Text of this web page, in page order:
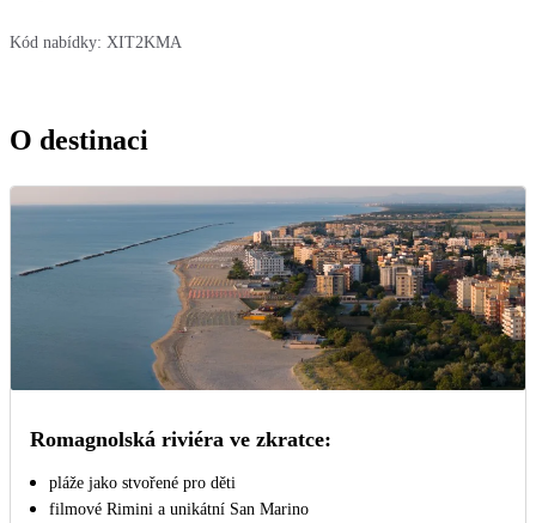
Kód nabídky: XIT2KMA
O destinaci
Romagnolská riviéra ve zkratce:
pláže jako stvořené pro děti
filmové Rimini a unikátní San Marino